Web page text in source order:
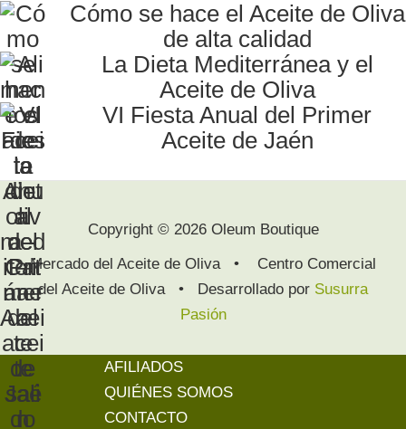
Cómo se hace el Aceite de Oliva
de alta calidad
La Dieta Mediterránea y el
Aceite de Oliva
VI Fiesta Anual del Primer
Aceite de Jaén
Copyright © 2026 Oleum Boutique
Mercado del Aceite de Oliva • Centro Comercial
del Aceite de Oliva • Desarrollado por Susurra
Pasión
AFILIADOS
QUIÉNES SOMOS
CONTACTO